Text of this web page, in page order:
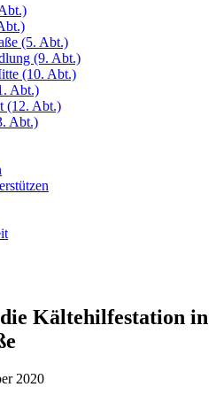
(5. Abt.)
(9. Abt.)
(10. Abt.)
Abt.)
(12. Abt.)
Abt.)
Kältehilfestation in
2020